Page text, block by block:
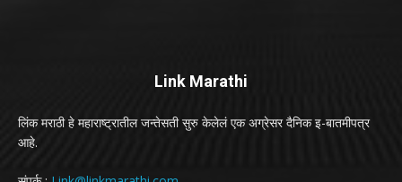
Link Marathi
लिंक मराठी हे महाराष्ट्रातील जन्तेसती सुरु केलेलं एक अग्रेसर दैनिक इ-बातमीपत्र
आहे.